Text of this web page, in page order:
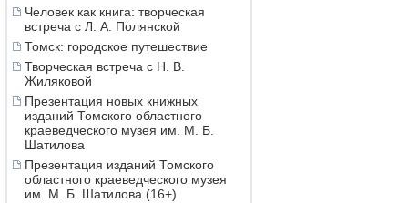
Человек как книга: творческая
встреча с Л. А. Полянской
Томск: городское путешествие
Творческая встреча с Н. В.
Жиляковой
Презентация новых книжных
изданий Томского областного
краеведческого музея им. М. Б.
Шатилова
Презентация изданий Томского
областного краеведческого музея
им. М. Б. Шатилова (16+)